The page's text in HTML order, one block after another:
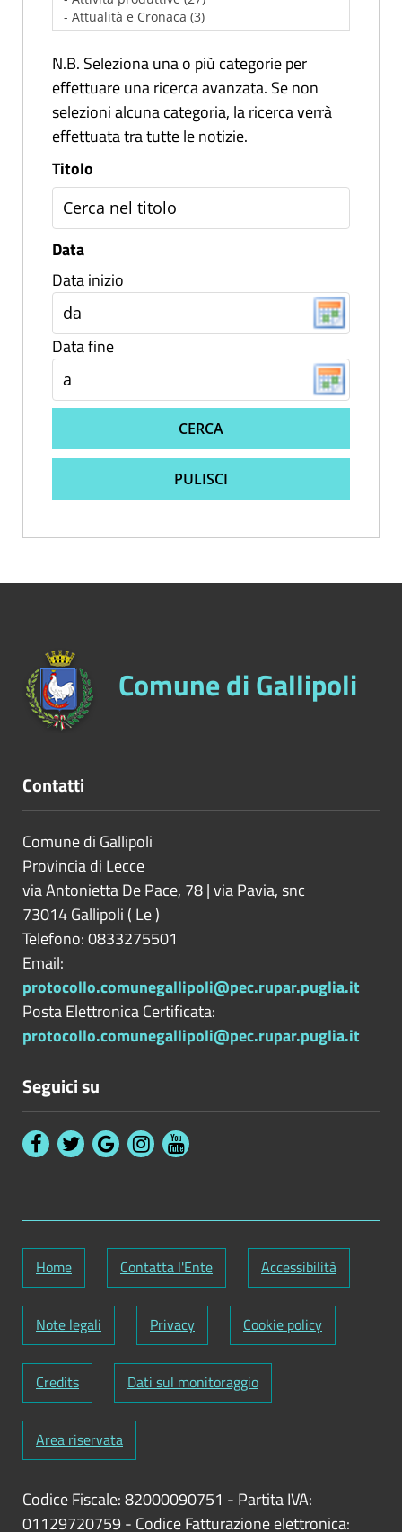
N.B. Seleziona una o più categorie per
effettuare una ricerca avanzata. Se non
selezioni alcuna categoria, la ricerca verrà
effettuata tra tutte le notizie.
Titolo
Data
Data inizio
Data fine
CERCA
PULISCI
Comune di Gallipoli
Contatti
Comune di Gallipoli
Provincia di Lecce
via Antonietta De Pace, 78 | via Pavia, snc
73014Gallipoli ( Le)
Telefono: 0833275501
Email:
protocollo.comunegallipoli@pec.rupar.puglia.it
Posta Elettronica Certificata:
protocollo.comunegallipoli@pec.rupar.puglia.it
Seguici su
Home Contatta l'Ente Accessibilità
Note legali Privacy Cookie policy
Credits Dati sul monitoraggio
Area riservata
Codice Fiscale: 82000090751 - Partita IVA:
01129720759- Codice Fatturazione elettronica: